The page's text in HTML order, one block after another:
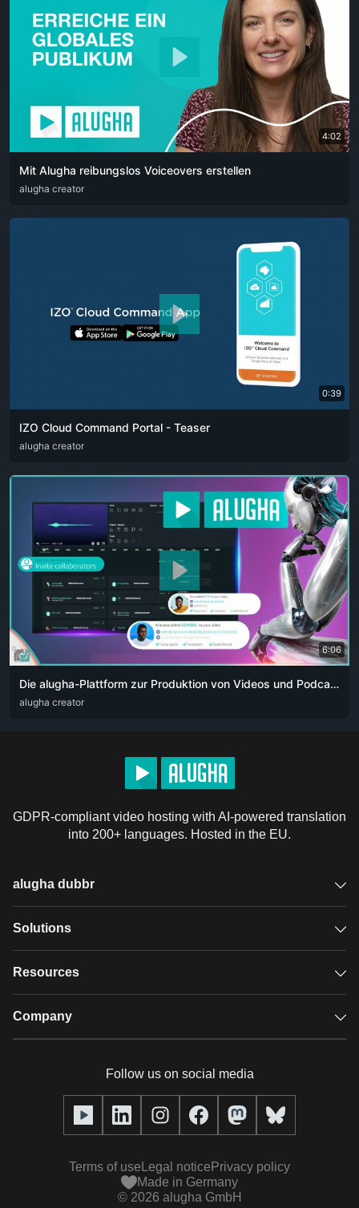
4:02
Mit Alugha reibungslos Voiceovers erstellen
ARA CAT DEU
alugha creator
0:39
IZO Cloud Command Portal - Teaser
ARA ENG FRA
alugha creator
6:06
Die alugha-Plattform zur Produktion von Videos und Podcasts für Content-Creator. Die Revolution der künstlichen Intelligenz 👏🏻
ARA DEU ENG
alugha creator
GDPR-compliant video hosting with AI-powered translation
into 200+ languages. Hosted in the EU.
alugha dubbr
Overview
Glossary
Solutions
GDPR video hosting
Resources
Case studies
alugha Academy
Company
Our team
Press (media kit)
Follow us on social media
© 2026 alugha GmbH
Made in Germany
Terms of use Legal notice Privacy policy